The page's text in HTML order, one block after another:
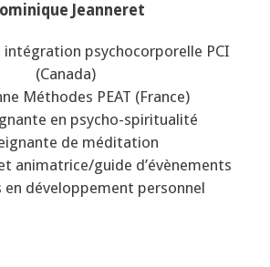
Jeanneret
intégration psychocorporelle PCI
(Canada)
Méthodes PEAT (France)
en psycho-spiritualité
de méditation
animatrice/guide d’évènements
en développement personnel